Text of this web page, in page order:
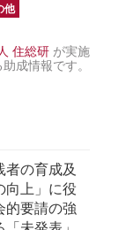
他
住総研 が実施
成情報です。
の育成及
向上」に役
的要請の強